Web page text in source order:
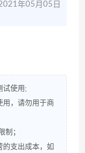
年05月05日
试使用;
用，请勿用于商
制；
支出成本，如